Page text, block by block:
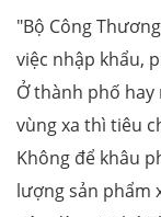
"Bộ Công
việc nhập khẩu,
Ở thành phố
vùng xa thì tiêu
Không để khâu
lượng sản phẩm